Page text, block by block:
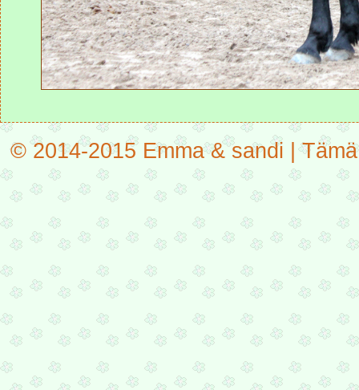
© 2014-2015 Emma & sandi |